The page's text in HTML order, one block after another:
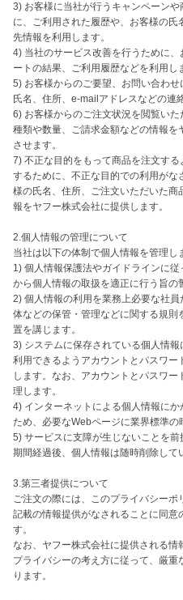
3) お客様に当社が行うキャンペーン
に、ご利用された履歴や、お客様の
先情報を利用します。
4) 当社のサービス改善を行うために
ートの結果、ご利用履歴などを利用し
5) お客様からのご要望、お問い合わ
氏名、住所、e-mailアドレスなどの連
6) お客様からのご注文状況を閲覧い
種類や数量、ご請求金額などの情報
させます。
7) 不正な目的をもって商品を注文す
するために、不正な目的での利用が
様の氏名、住所、ご注文いただいた
報をヤフー株式会社に提供します。
2.個人情報の管理について
当社は以下の体制で個人情報を管理し
1) 個人情報保護法やガイドラインに
から個人情報の取扱を適正に行う旨の
2) 個人情報の利用を業務上必要な社
体などの保管・管理などに関する規
置を講じます。
3) システムに保存されている個人情
利用できるようアカウントとパスワ
します。なお、アカウントとパスワ
理します。
4) インターネットによる個人情報に
ため、必要なWebページに業界標準の
5) サービスに支障が生じないことを
期間経過後、個人情報は随時削除して
3.第三者提供について
ご注文の際には、このプライバシー
記載の情報提供がなされることに同意
す。
なお、ヤフー株式会社に提供される
プライバシーの考え方に従って、厳
ります。